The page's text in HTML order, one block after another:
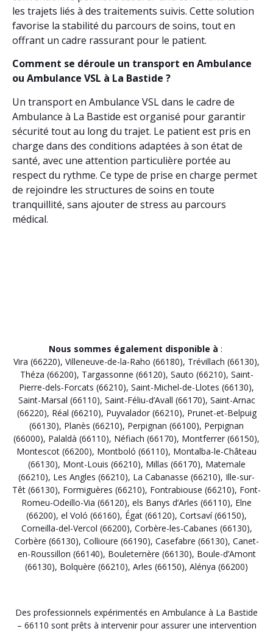
les trajets liés à des traitements suivis. Cette solution
favorise la stabilité du parcours de soins, tout en
offrant un cadre rassurant pour le patient.
Comment se déroule un transport en Ambulance
ou Ambulance VSL à La Bastide ?
Un transport en Ambulance VSL dans le cadre de
Ambulance à La Bastide est organisé pour garantir
sécurité tout au long du trajet. Le patient est pris en
charge dans des conditions adaptées à son état de
santé, avec une attention particulière portée au
respect du rythme. Ce type de prise en charge permet
de rejoindre les structures de soins en toute
tranquillité, sans ajouter de stress au parcours
médical.
Nous sommes également disponible à :
Vira (66220), Villeneuve-de-la-Raho (66180), Trévillach (66130),
Théza (66200), Targassonne (66120), Sauto (66210), Saint-
Pierre-dels-Forcats (66210), Saint-Michel-de-Llotes (66130),
Saint-Marsal (66110), Saint-Féliu-d’Avall (66170), Saint-Arnac
(66220), Réal (66210), Puyvalador (66210), Prunet-et-Belpuig
(66130), Planès (66210), Perpignan (66100), Perpignan
(66000), Palaldà (66110), Néfiach (66170), Montferrer (66150),
Montescot (66200), Montboló (66110), Montalba-le-Château
(66130), Mont-Louis (66210), Millas (66170), Matemale
(66210), Les Angles (66210), La Cabanasse (66210), Ille-sur-
Têt (66130), Formiguères (66210), Fontrabiouse (66210), Font-
Romeu-Odeillo-Via (66120), els Banys d’Arles (66110), Elne
(66200), el Voló (66160), Égat (66120), Cortsaví (66150),
Corneilla-del-Vercol (66200), Corbère-les-Cabanes (66130),
Corbère (66130), Collioure (66190), Casefabre (66130), Canet-
en-Roussillon (66140), Bouleternère (66130), Boule-d’Amont
(66130), Bolquère (66210), Arles (66150), Alénya (66200)
Des professionnels expérimentés en Ambulance à La Bastide
– 66110 sont prêts à intervenir pour assurer une intervention